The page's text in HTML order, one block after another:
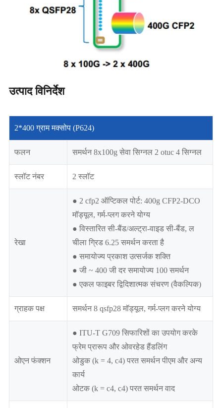
उत्पाद विनिर्देश
2*400 ग्राम मक्सोप (P624)
फलन समर्थन 8x100g सेवा सिग्नल 2 otuc 4 सिग्नल
स्लॉट नंबर 2 स्लॉट
रेखा
● 2 cfp2 ऑप्टिकल पोर्ट: 400g CFP2-DCO
मॉड्यूल, गर्म-प्लग करने योग्य
● विस्तारित सी-बैंड/अल्ट्रा-वाइड सी-बैंड, ल
चीला ग्रिड 6.25 समर्थन करता है
● समायोज्य प्रकाश उत्सर्जक शक्ति
● जी ~ 400 जी दर समायोज्य 100 समर्थन
● एकल फाइबर द्विदिशात्मक संचरण (वैकल्पिक)
ग्राहक पक्ष समर्थन 8 qsfp28 मॉड्यूल, गर्म-प्लग करने योग्य
ओएन फंक्शन
● ITU-T G709 सिफारिशों का उपयोग करके
फ्रेम प्रारूप और ओवरहेड हैंडलिंग
ओडुक (k = 4, c4) परत समर्थन पीएम और अन्य
कार्य
ओटक (k = c4, c4) परत समर्थन वाद